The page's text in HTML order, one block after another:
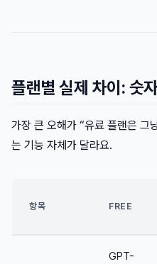
플랜별 실제 차이: 숫
가장 큰 오해가 “유료 플랜은 그
는 기능 자체가 달라요.
항목 FREE
GPT-